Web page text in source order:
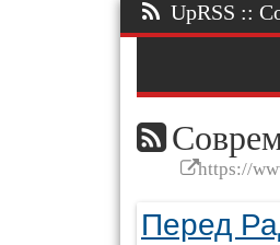
UpRSS ::
https://
Перед